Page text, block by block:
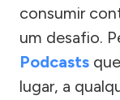
consumir
um desafio.
Podcasts
lugar, a